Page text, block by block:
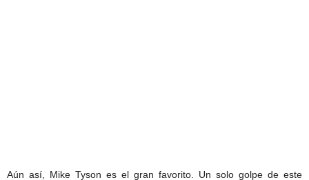
Aún así, Mike Tyson es el gran favorito. Un solo golpe de este